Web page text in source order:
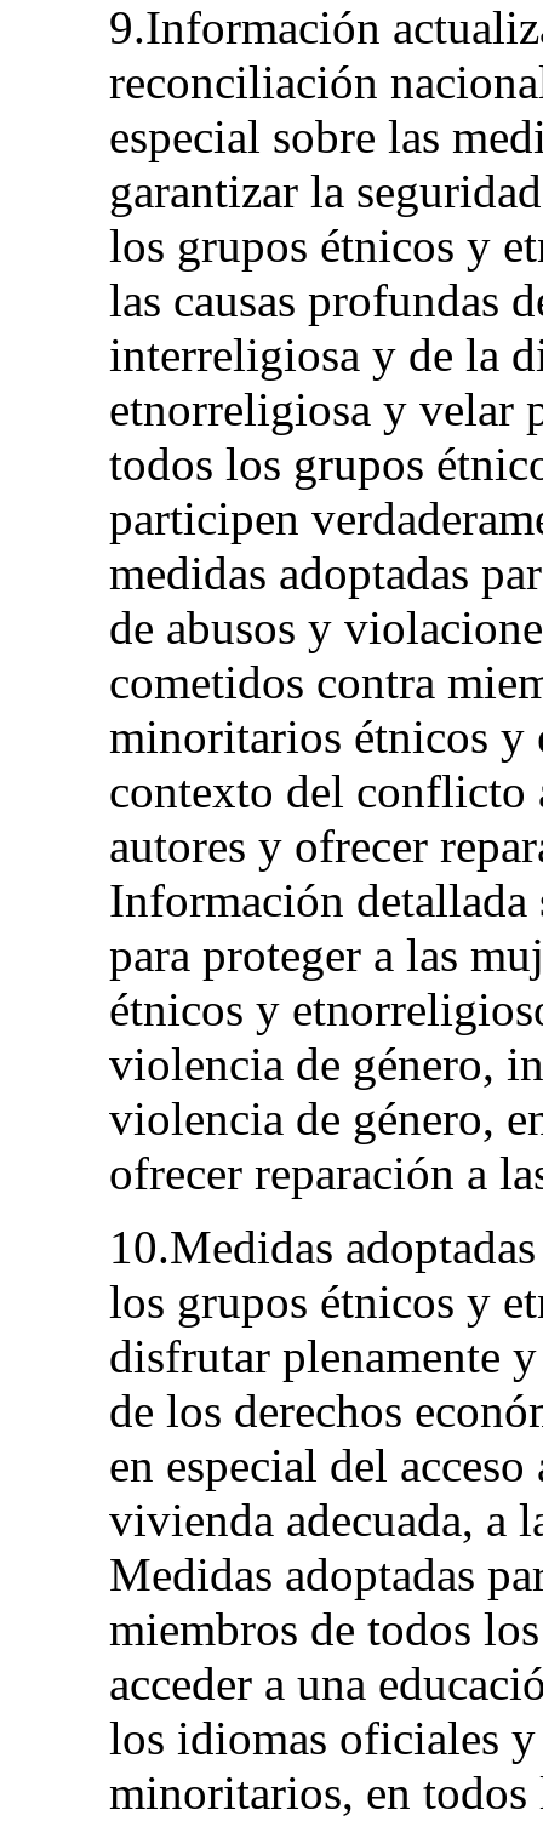
9.Información
reconciliación
especial sobre las
garantizar la
los grupos étnicos y
las causas profundas
interreligiosa y de la
etnorreligiosa y velar
todos los grupos
participen
medidas adoptadas
de abusos y
cometidos contra
minoritarios étnicos y
contexto del conflicto
autores y ofrecer
Información detallada
para proteger a las
étnicos y
violencia de género,
violencia de género,
ofrecer reparación a
10.Medidas
los grupos étnicos y
disfrutar plenamente
de los derechos
en especial del
vivienda adecuada, a
Medidas adoptadas
miembros de todos
acceder a una
los idiomas oficiales
minoritarios, en todos